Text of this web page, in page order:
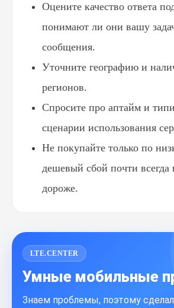
Оцените качество ответа
понимают ли они вашу
сообщения.
Уточните географию и
регионов.
Спросите про аптайм и
сценарии использования
Не покупайте только по
дешевый сбой почти всегда
дороже.
LTE.CENTER
Умные мобильные
Знаем проблемы, поэтому